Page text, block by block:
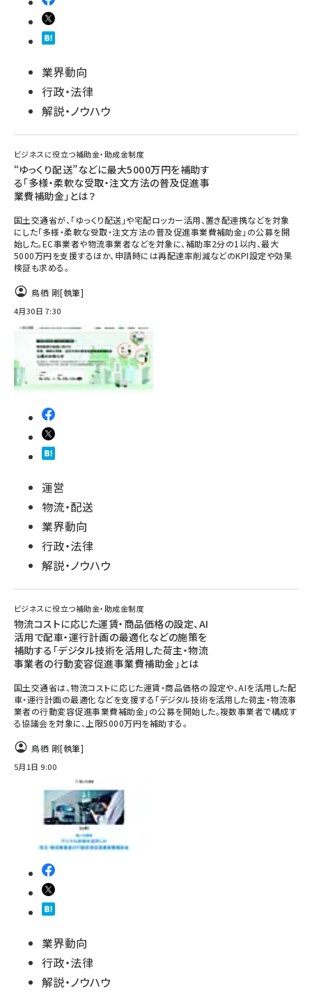
業界動向
行政・法律
解説・ノウハウ
ビジネスに役立つ補助金・助成金制度
“ゆっくり配送”などに最大5000万円を補助す
る「多様・柔軟な受取・注文方法の普及促進事
業費補助金」とは？
国土交通省が、「ゆっくり配送」や宅配ロッカー活用、置き配連携などを対象
にした「多様・柔軟な受取・注文方法の普及促進事業費補助金」の公募を開
始した。EC事業者や物流事業者などを対象に、補助率2分の1以内、最大
5000万円を支援するほか、申請時には再配達率削減などのKPI設定や効果
検証も求める。
鳥栖 剛[執筆]
4月30日 7:30
運営
物流・配送
業界動向
行政・法律
解説・ノウハウ
ビジネスに役立つ補助金・助成金制度
物流コストに応じた運賃・商品価格の設定、AI
活用で配車・運行計画の最適化などの施策を
補助する「デジタル技術を活用した荷主・物流
事業者の行動変容促進事業費補助金」とは
国土交通省は、物流コストに応じた運賃・商品価格の設定や、AIを活用した配
車・運行計画の最適化などを支援する「デジタル技術を活用した荷主・物流事
業者の行動変容促進事業費補助金」の公募を開始した。複数事業者で構成す
る協議会を対象に、上限5000万円を補助する。
鳥栖 剛[執筆]
5月1日 9:00
業界動向
行政・法律
解説・ノウハウ